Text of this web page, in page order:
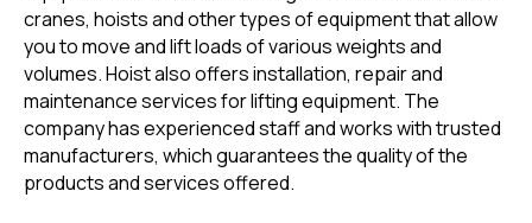
cranes, hoists and other types of equipment that allow
you to move and lift loads of various weights and
volumes. Hoist also offers installation, repair and
maintenance services for lifting equipment. The
company has experienced staff and works with trusted
manufacturers, which guarantees the quality of the
products and services offered.